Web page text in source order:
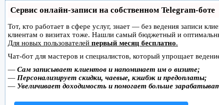
Сервис онлайн-записи на собственном Telegram-боте
Тот, кто работает в сфере услуг, знает — без ведения записи
клиентам о визитах тоже. Нашли самый бюджетный и
Для новых пользователей первый месяц бесплатно.
Чат-бот для мастеров и специалистов, который упрощает
— Сам записывает клиентов и напоминает им о визите;
— Персонализирует скидки, чаевые, кэшбэк и предоплаты;
— Увеличивает доходимость и помогает больше